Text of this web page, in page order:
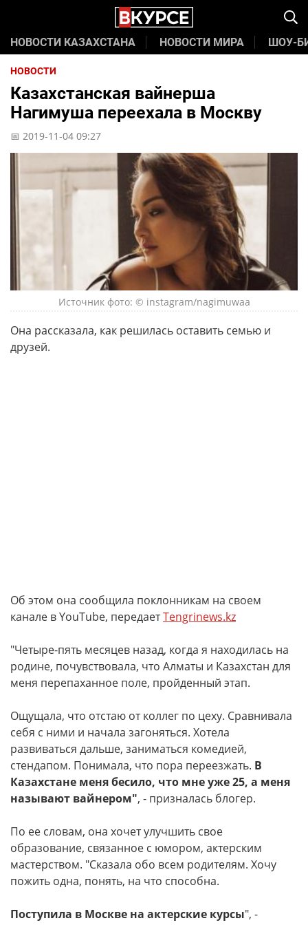
НОВОСТИ КАЗАХСТАНА НОВОСТИ МИРА ШОУ-
НОВОСТИ
Казахстанская вайнерша
Нагимуша переехала в Москву
📅 2019-11-04 09:27
Источник фото: © instagram/nagimuwaa
Она рассказала, как решилась оставить семью и
друзей.
Об этом она сообщила поклонникам на своем
канале в YouTube, передаетTengrinews.kz
"Четыре-пять месяцев назад, когда я находилась на
родине, почувствовала, что Алматы и Казахстан для
меня перепаханное поле, пройденный этап.
Ощущала, что отстаю от коллег по цеху. Сравнивала
себя с ними и начала загоняться. Хотела
развиваться дальше, заниматься комедией,
стендапом. Понимала, что пора переезжать. В
Казахстане меня бесило, что мне уже 25, а меня
называют вайнером", - призналась блогер.
По ее словам, она хочет улучшить свое
образование, связанное с юмором, актерским
мастерством. "Сказала обо всем родителям. Хочу
пожить одна, понять, на что способна.
Поступила в Москве на актерские курсы", -